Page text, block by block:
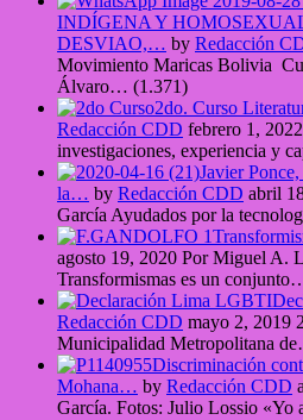
INDÍGENA Y
DESVIAO,… by Redacción
Movimiento Maricas Bolivia
Álvaro… (1.371)
2do. Curso
Redacción CDD febrero 1, 2022
investigaciones, experiencia y
Javier
la… by Redacción CDD abril
García Ayudados por la
agosto 19, 2020 Por Miguel A.
Transformismas es un
Redacción CDD mayo 2, 2019
Municipalidad Metropolitana
Discriminación
Mohana… by Redacción CDD
García. Fotos: Julio Lossio «Yo